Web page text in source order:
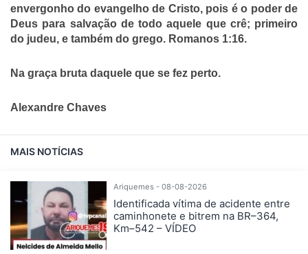
envergonho do evangelho de Cristo, pois é o poder de
Deus para salvação de todo aquele que crê; primeiro
do judeu, e também do grego. Romanos 1:16.
Na graça bruta daquele que se fez perto.
Alexandre Chaves
MAIS NOTÍCIAS
Ariquemes - 08-08-2026
Identificada vítima de acidente entre
caminhonete e bitrem na BR–364,
Km–542 – VÍDEO